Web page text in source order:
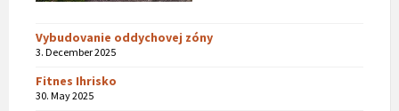
Vybudovanie oddychovej zóny
3. December 2025
Fitnes Ihrisko
30. May 2025